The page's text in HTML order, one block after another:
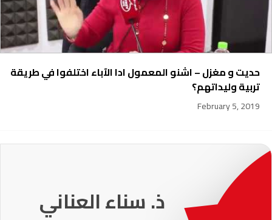
حديت و مغزل – اشنو المعمول ادا الآباء اختلفوا في طريقة
تربية وليداتهم؟
February 5, 2019
ذ. عماد ميزاب